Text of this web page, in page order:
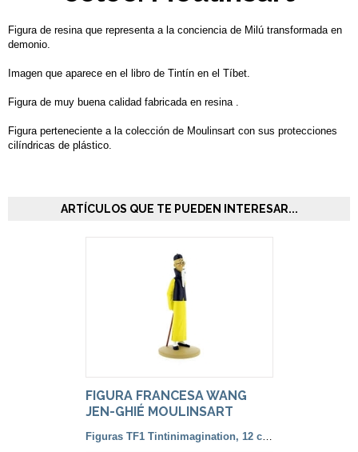
Figura de resina que representa a la conciencia de Milú transformada en
demonio.
Imagen que aparece en el libro de Tintín en el Tíbet.
Figura de muy buena calidad fabricada en resina .
Figura perteneciente a la colección de Moulinsart con sus protecciones
cilíndricas de plástico.
ARTÍCULOS QUE TE PUEDEN INTERESAR...
FIGURA FRANCESA WANG
JEN-GHIÉ MOULINSART
Figuras TF1 Tintinimagination, 12 cm. color y francesa